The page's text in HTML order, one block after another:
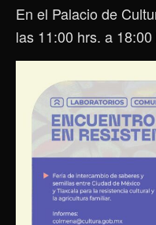
En el Palacio de
las 11:00 hrs. a 18:00